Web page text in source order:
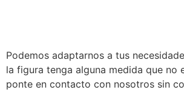
Podemos adaptarnos a tus
la figura tenga alguna medida que no
ponte en contacto con nosotros sin